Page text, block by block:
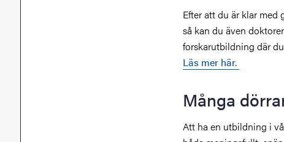
Efter att du är klar
så kan du även
forskarutbildning där
Läs mer här.
Många
Att ha en utbildning i